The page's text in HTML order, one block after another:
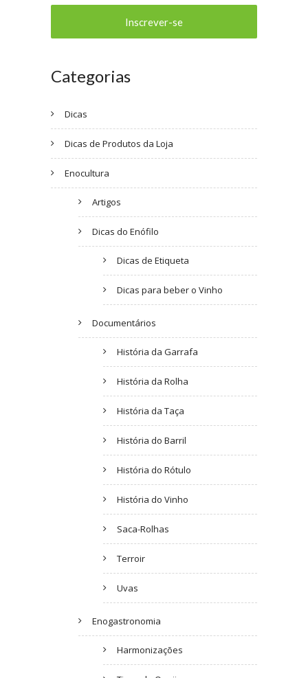
Categorias
Dicas
Dicas de Produtos da Loja
Enocultura
Artigos
Dicas do Enófilo
Dicas de Etiqueta
Dicas para beber o Vinho
Documentários
História da Garrafa
História da Rolha
História da Taça
História do Barril
História do Rótulo
História do Vinho
Saca-Rolhas
Terroir
Uvas
Enogastronomia
Harmonizações